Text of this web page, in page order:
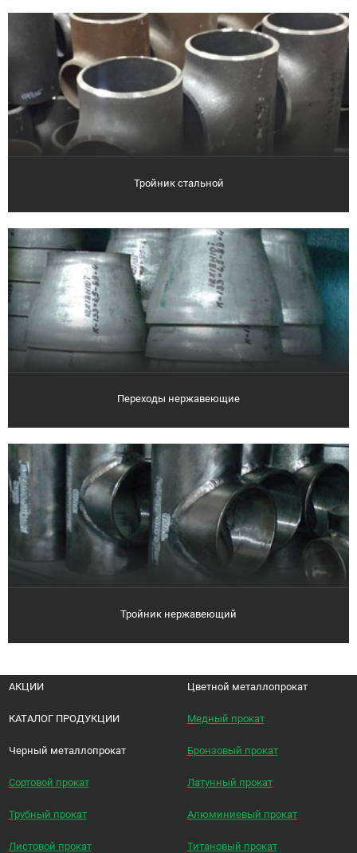
Тройник стальной
Переходы нержавеющие
Тройник нержавеющий
АКЦИИ
КАТАЛОГ ПРОДУКЦИИ
Черный металлопрокат
Сортовой прокат
Трубный прокат
Листовой прокат
Цветной металлопрокат
Медный прокат
Бронзовый прокат
Латунный прокат
Алюминиевый прокат
Титановый прокат